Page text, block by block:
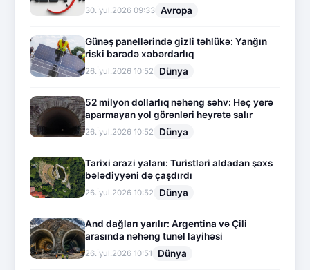
30.İyul.2026 09:33 Avropa
Günəş panellərində gizli təhlükə: Yanğın
riski barədə xəbərdarlıq
26.İyul.2026 10:52 Dünya
52 milyon dollarlıq nəhəng səhv: Heç yerə
aparmayan yol görənləri heyrətə salır
26.İyul.2026 10:52 Dünya
Tarixi ərazi yalanı: Turistləri aldadan şəxs
bələdiyyəni də çaşdırdı
26.İyul.2026 10:52 Dünya
And dağları yarılır: Argentina və Çili
arasında nəhəng tunel layihəsi
26.İyul.2026 10:51 Dünya